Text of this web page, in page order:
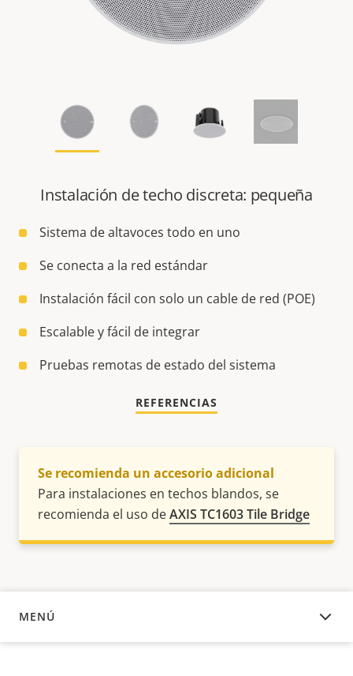
Instalación de techo discreta: pequeña
Sistema de altavoces todo en uno
Se conecta a la red estándar
Instalación fácil con solo un cable de red (POE)
Escalable y fácil de integrar
Pruebas remotas de estado del sistema
REFERENCIAS
Se recomienda un accesorio adicional
Para instalaciones en techos blandos, se
recomienda el uso deAXIS TC1603 Tile Bridge
MENÚ
DESCRIPCIÓN